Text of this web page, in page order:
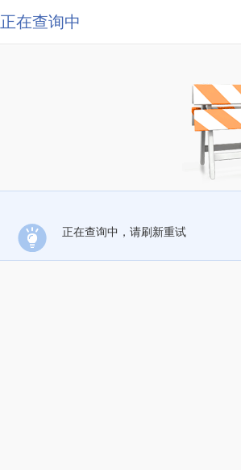
正在查询中
正在查询中，请刷新重试